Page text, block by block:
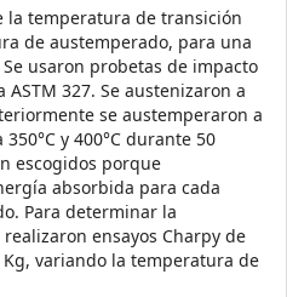
la temperatura de transición
de austemperado, para una
usaron probetas de impacto
327. Se austenizaron a
se austemperaron a
y 400°C durante 50
escogidos porque
absorbida para cada
Para determinar la
ensayos Charpy de
variando la temperatura de